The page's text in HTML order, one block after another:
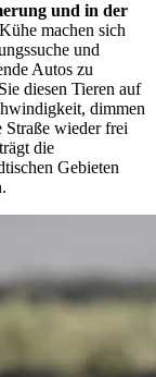
und in der
machen sich
und
Autos zu
diesen Tieren auf
dimmen
Straße wieder frei
die
Gebieten